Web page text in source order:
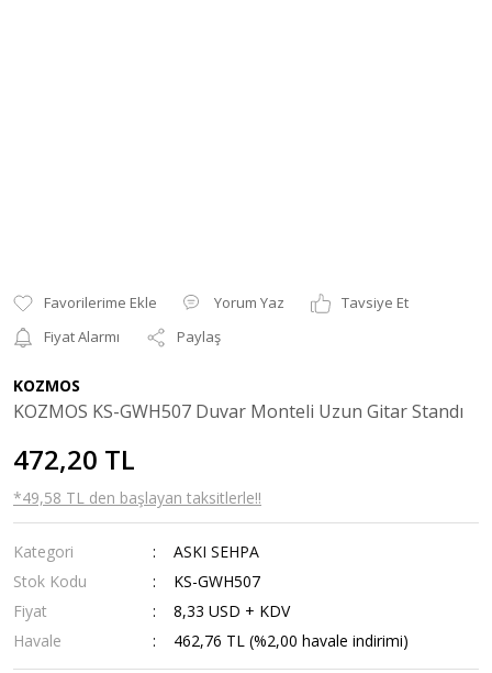
Yorum Yaz
Tavsiye Et
Fiyat Alarmı
Paylaş
KOZMOS
KOZMOS KS-GWH507 Duvar Monteli Uzun Gitar Standı
472,20 TL
*49,58 TL den başlayan taksitlerle!!
Kategori
ASKI SEHPA
Stok Kodu
KS-GWH507
Fiyat
8,33 USD + KDV
Havale
462,76 TL (%2,00 havale indirimi)